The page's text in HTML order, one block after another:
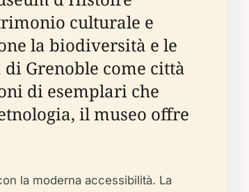
culturale e
la biodiversità e le
Grenoble come città
di esemplari che
il museo offre
la moderna accessibilità. La